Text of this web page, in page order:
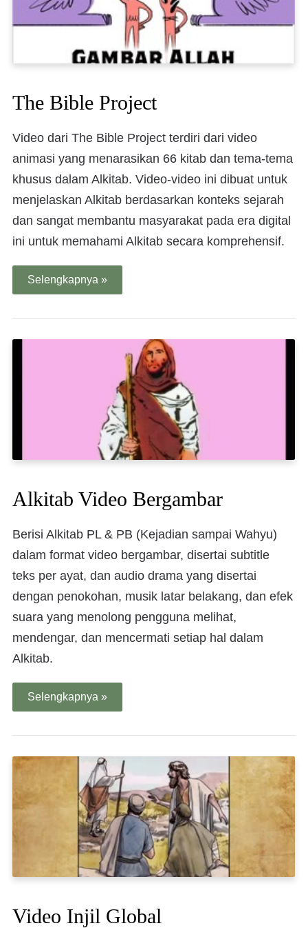
The Bible Project
Video dari The Bible Project terdiri dari video
animasi yang menarasikan 66 kitab dan tema-tema
khusus dalam Alkitab. Video-video ini dibuat untuk
menjelaskan Alkitab berdasarkan konteks sejarah
dan sangat membantu masyarakat pada era digital
ini untuk memahami Alkitab secara komprehensif.
Selengkapnya »
Alkitab Video Bergambar
Berisi Alkitab PL & PB (Kejadian sampai Wahyu)
dalam format video bergambar, disertai subtitle
teks per ayat, dan audio drama yang disertai
dengan penokohan, musik latar belakang, dan efek
suara yang menolong pengguna melihat,
mendengar, dan mencermati setiap hal dalam
Alkitab.
Selengkapnya »
Video Injil Global